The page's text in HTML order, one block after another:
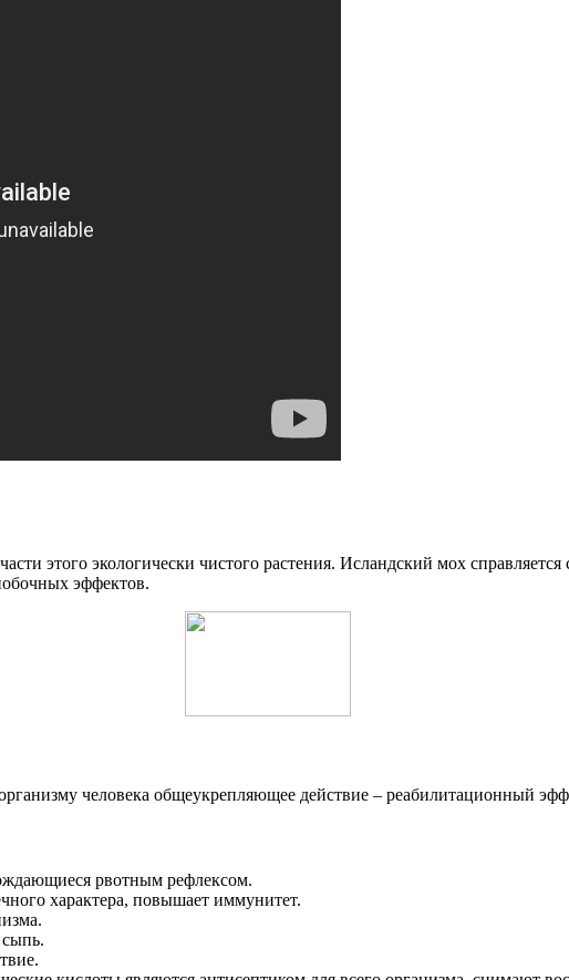
этого экологически чистого растения. Исландский мох
эффектов.
человека общеукрепляющее действие – реабилитационный
рвотным рефлексом.
характера, повышает иммунитет.